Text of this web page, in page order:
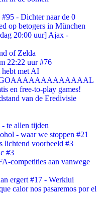
- Dichter naar de 0
op betogers in München
20:00 uur] Ajax -
of Zelda
22:22 uur #76
hebt met AI
GOAAAAAAAAAAAAAL
en free-to-play games!
van de Eredivisie
te allen tijden
- waar we stoppen #21
lichtend voorbeeld #3
#3
competities aan vanwege
ergert #17 - Werklui
calor nos pasaremos por el